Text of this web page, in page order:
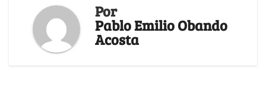
Por
Pablo Emilio Obando
Acosta